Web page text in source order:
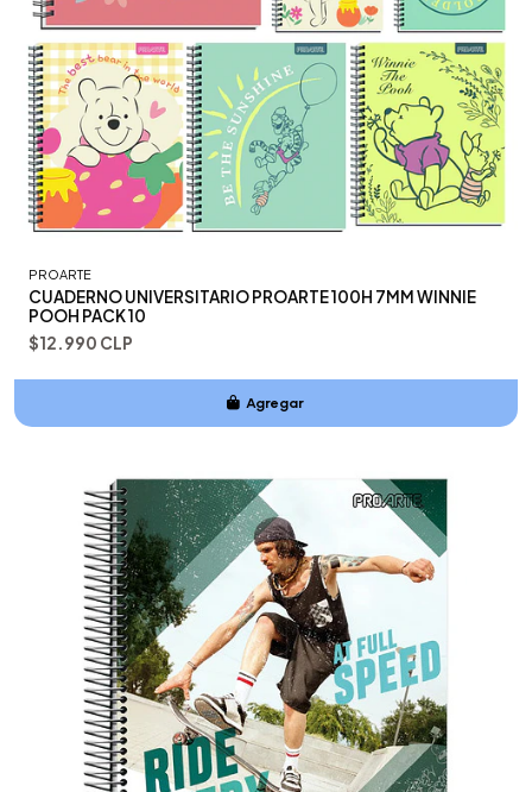
PROARTE
CUADERNO UNIVERSITARIO PROARTE 100H 7MM WINNIE
POOH PACK 10
$12.990 CLP
Agregar